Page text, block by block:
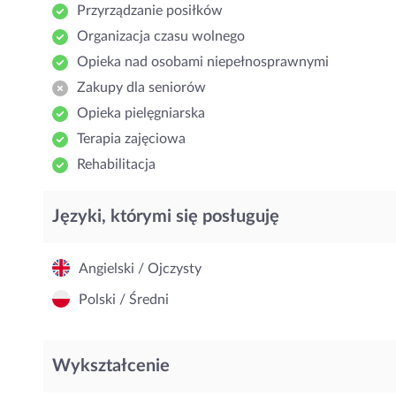
Przyrządzanie posiłków
Organizacja czasu wolnego
Opieka nad osobami niepełnosprawnymi
Zakupy dla seniorów
Opieka pielęgniarska
Terapia zajęciowa
Rehabilitacja
Języki, którymi się posługuję
Angielski / Ojczysty
Polski / Średni
Wykształcenie